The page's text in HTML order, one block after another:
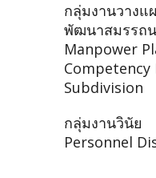
กลุ่มงานวางแ
พัฒนาสมรรถ
Manpower
Subdivision
กลุ่มงานวินัย
Personnel